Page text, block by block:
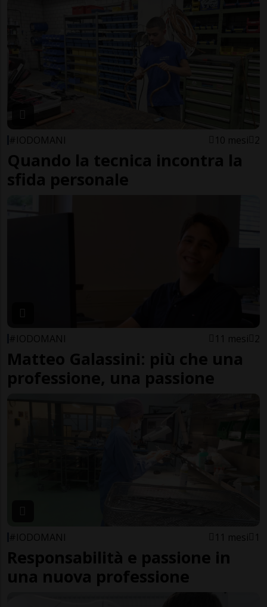
#IODOMANI 10 mesi 2
Quando la tecnica incontra la
sfida personale
#IODOMANI 11 mesi 2
Matteo Galassini: più che una
professione, una passione
#IODOMANI 11 mesi 1
Responsabilità e passione in
una nuova professione